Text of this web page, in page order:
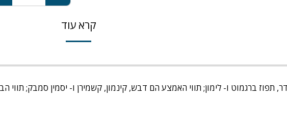
קרא עוד
תפוז ברגמוט ו- לימון; תווי האמצע הם דבש, קינמון, קשמירן ו- יסמין סמבק; תווי